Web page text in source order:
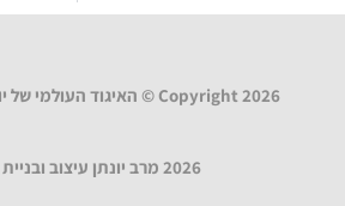
Copyright 2026 © האיגוד העולמי של יוצאי ווהלין בישראל
2026 מרב יונתן עיצוב ובניית אתרים